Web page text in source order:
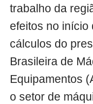
trabalho da
efeitos no início
cálculos do
Brasileira de
Equipamentos
o setor de